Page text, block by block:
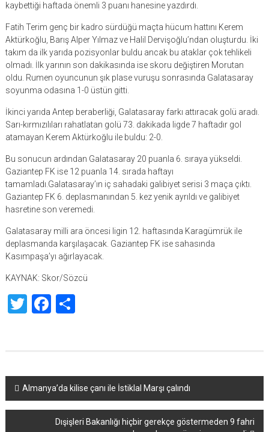
kaybettiği haftada önemli 3 puanı hanesine yazdırdı.
Fatih Terim genç bir kadro sürdüğü maçta hücum hattını Kerem
Aktürkoğlu, Barış Alper Yılmaz ve Halil Dervişoğlu’ndan oluşturdu. İki
takım da ilk yarıda pozisyonlar buldu ancak bu ataklar çok tehlikeli
olmadı. İlk yarının son dakikasında ise skoru değiştiren Morutan
oldu. Rumen oyuncunun şık plase vuruşu sonrasında Galatasaray
soyunma odasına 1-0 üstün gitti.
İkinci yarıda Antep beraberliği, Galatasaray farkı attıracak golü aradı.
Sarı-kırmızılıları rahatlatan golü 73. dakikada ligde 7 haftadır gol
atamayan Kerem Aktürkoğlu ile buldu: 2-0.
Bu sonucun ardından Galatasaray 20 puanla 6. sıraya yükseldi.
Gaziantep FK ise 12 puanla 14. sırada haftayı
tamamladı.Galatasaray’ın iç sahadaki galibiyet serisi 3 maça çıktı.
Gaziantep FK 6. deplasmanından 5. kez yenik ayrıldı ve galibiyet
hasretine son veremedi.
Galatasaray milli ara öncesi ligin 12. haftasında Karagümrük ile
deplasmanda karşılaşacak. Gaziantep FK ise sahasında
Kasımpaşa’yı ağırlayacak.
KAYNAK: Skor/Sözcü
TwitterFacebook
Share
Yazı
dolaşımı
Almanya’da kilise çanı ile İstiklal Marşı çalındı
Dışişleri Bakanlığı hiçbir gerekçe göstermeden 9 fahri